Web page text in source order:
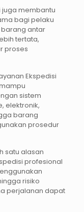
juga membantu
bagi pelaku
barang antar
tertata,
proses
Ekspedisi
sistem
elektronik,
barang
prosedur
satu alasan
profesional
risiko
perjalanan dapat